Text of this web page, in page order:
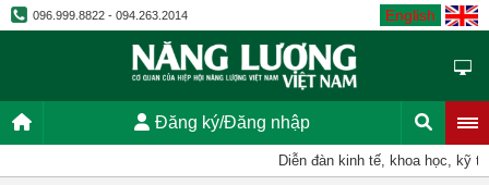
096.999.8822 - 094.263.2014 English
Đăng ký/Đăng nhập
Diễn đàn kinh tế, khoa học, kỹ